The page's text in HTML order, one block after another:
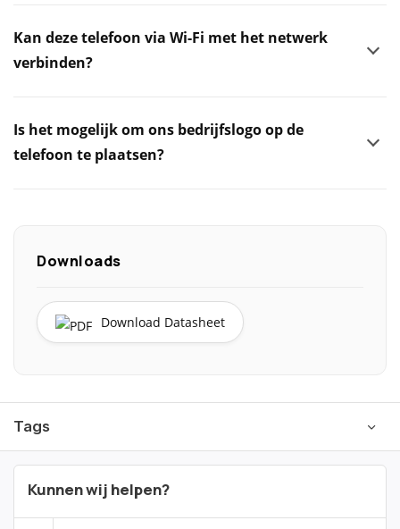
Kan deze telefoon via Wi-Fi met het netwerk
verbinden?
Is het mogelijk om ons bedrijfslogo op de
telefoon te plaatsen?
Downloads
Download Datasheet
Tags
Kunnen wij helpen?